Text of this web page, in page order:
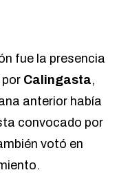
fue la presencia
Calingasta,
anterior había
convocado por
votó en